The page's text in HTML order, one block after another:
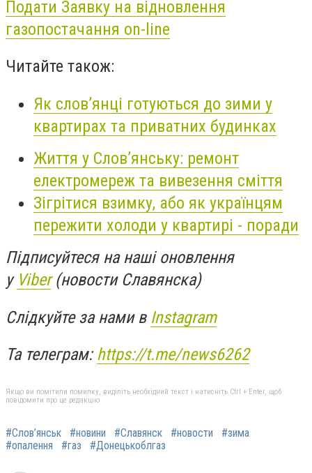
Подати Заявку на відновлення
газопостачання on-line
Читайте також:
Як слов’янці готуються до зими у
квартирах та приватних будинках
Життя у Слов’янську: ремонт
електромереж та вивезення сміття
Зігрітися взимку, або як українцям
пережити холоди у квартирі - поради
Підписуйтеся на наші оновлення
у Viber(новости Славянска)
Слідкуйте за нами в Instagram
Та телеграм:https://t.me/news6262
Якщо ви помітили помилку, виділіть необхідний текст і натисніть Ctrl + Enter, щоб
повідомити про це редакцію
#Слов’янськ #новини #Славянск #новости
#зима
#опалення
#газ #Донецькоблгаз